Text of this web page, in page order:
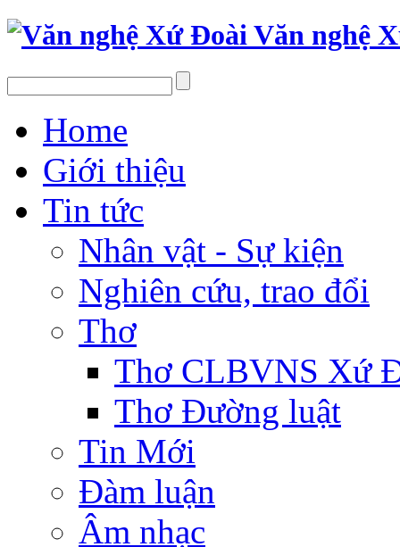
Văn nghệ
Home
Giới thiệu
Tin tức
Nhân vật - Sự kiện
Nghiên cứu, trao đổi
Thơ
Thơ CLBVNS Xứ
Thơ Đường luật
Tin Mới
Đàm luận
Âm nhạc